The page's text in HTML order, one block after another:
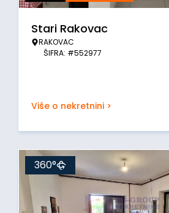
Stari Rakovac
RAKOVAC
ŠIFRA: #552977
Više o nekretnini >
360°